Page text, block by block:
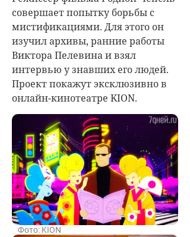
совершает попытку борьбы с
мистификациями. Для этого он
изучил архивы, ранние работы
Виктора Пелевина и взял
интервью у знавших его людей.
Проект покажут эксклюзивно в
онлайн-кинотеатре KION.
Фото: KION